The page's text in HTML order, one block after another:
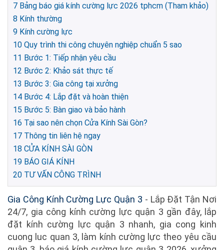
7 Bảng báo giá kính cường lực 2026 tphcm (Tham khảo)
8 Kính thường
9 Kính cường lực
10 Quy trình thi công chuyên nghiệp chuẩn 5 sao
11 Bước 1: Tiếp nhận yêu cầu
12 Bước 2: Khảo sát thực tế
13 Bước 3: Gia công tại xưởng
14 Bước 4: Lắp đặt và hoàn thiện
15 Bước 5: Bàn giao và bảo hành
16 Tại sao nên chọn Cửa Kính Sài Gòn?
17 Thông tin liên hệ ngay
18 CỬA KÍNH SÀI GÒN
19 BÁO GIÁ KÍNH
20 TƯ VẤN CÔNG TRÌNH
Gia Công Kính Cường Lực Quận 3 - Lắp Đặt Tận Nơi
24/7, gia công kính cường lực quận 3 gần đây, lắp
đặt kính cường lực quận 3 nhanh, gia cong kinh
cuong luc quan 3, làm kính cường lực theo yêu cầu